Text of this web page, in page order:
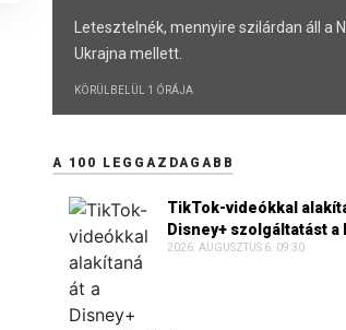
Letesztelnék, mennyire szilárdan áll a
Ukrajna mellett.
KÖRÜLBELÜL 1 ÓRÁJA
A 100 LEGGAZDAGABB
TikTok-videókkal
Disney+ szolgáltatást a
2026. AUGUSZTUS 6. 09:30